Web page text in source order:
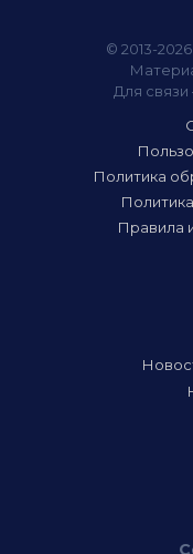
© 2013-
Для
Политика
Правила